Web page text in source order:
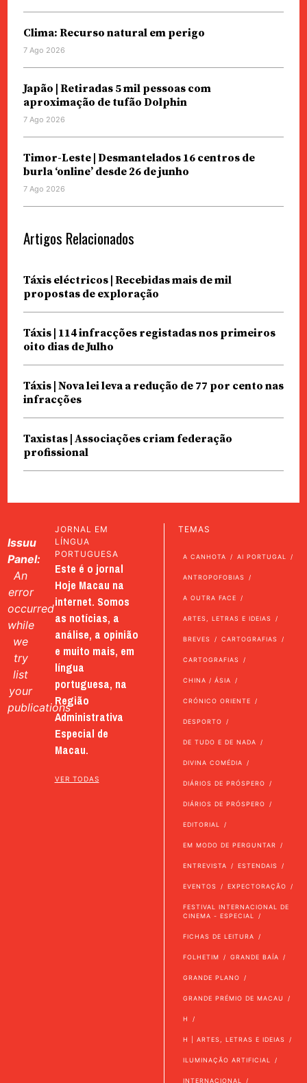
Clima: Recurso natural em perigo
7 Ago 2026
Japão | Retiradas 5 mil pessoas com
aproximação de tufão Dolphin
7 Ago 2026
Timor-Leste | Desmantelados 16 centros de
burla ‘online’ desde 26 de junho
7 Ago 2026
Artigos Relacionados
Táxis eléctricos | Recebidas mais de mil
propostas de exploração
Táxis | 114 infracções registadas nos primeiros
oito dias de Julho
Táxis | Nova lei leva a redução de 77 por cento nas
infracções
Taxistas | Associações criam federação
profissional
Issuu
Panel:
An
error
occurred
while
we
try
list
your
publications
JORNAL EM
LÍNGUA
PORTUGUESA
Este é o jornal
Hoje Macau na
internet. Somos
as notícias, a
análise, a opinião
e muito mais, em
língua
portuguesa, na
Região
Administrativa
Especial de
Macau.
VER TODAS
TEMAS
A CANHOTA AI PORTUGAL
ANTROPOFOBIAS
A OUTRA FACE
ARTES, LETRAS E IDEIAS
BREVES CARTOGRAFIAS
CARTOGRAFIAS
CHINA / ÁSIA
CRÓNICO ORIENTE
DESPORTO
DE TUDO E DE NADA
DIVINA COMÉDIA
DIÁRIOS DE PRÓSPERO
DIÁRIOS DE PRÓSPERO
EDITORIAL
EM MODO DE PERGUNTAR
ENTREVISTA ESTENDAIS
EVENTOS EXPECTORAÇÃO
FESTIVAL INTERNACIONAL DE
CINEMA - ESPECIAL
FICHAS DE LEITURA
FOLHETIM GRANDE BAÍA
GRANDE PLANO
GRANDE PRÉMIO DE MACAU
H
H | ARTES, LETRAS E IDEIAS
ILUMINAÇÃO ARTIFICIAL
INTERNACIONAL